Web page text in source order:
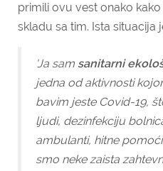
primili ovu vest onako
skladu sa tim. Ista situacija
'Ja sam sanitarni
jedna od aktivnosti
bavim jeste Covid-19,
ljudi, dezinfekciju
ambulanti, hitne
smo neke zaista